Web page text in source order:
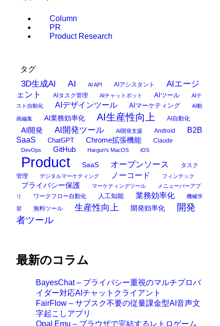
Column
PR
Product Research
タグ
3D生成AI AI AI API AIアシスタント
AIエージ
ェント
AIタスク管理 AIチャットボット AIツール
AIテ
スト自動化
AIデザインツール AIマーケティング AI動
画編集 AI業務効率化 AI生産性向上 AI自動化
AI開発 AI開発ツール AI開発支援 Android
B2B
SaaS
ChatGPT Chrome拡張機能 Claude
DevOps GitHub Hargun's MacOS iOS
Product SaaS オープンソース
タスク
管理
デジタルマーケティング ノーコード フィンテック
プライバシー保護 マーケティングツール
メニューバーアプ
リ
ワークフロー自動化 人工知能 業務効率化 機械学
習 無料ツール 生産性向上 開発効率化
開発
者ツール
最新のコラム
BayesChat – プライバシー重視のマルチプロバ
イダー対応AIチャットクライアント
FairFlow – サブスク不要の従量課金型AI音声文
字起こしアプリ
Opal Emu – ブラウザで完結するレトロゲーム